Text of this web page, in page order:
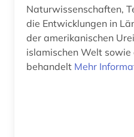
naturwissenschaft (1)
Naturwissenschaften,
die Entwicklungen in
der amerikanischen
islamischen Welt sowie
behandelt Mehr